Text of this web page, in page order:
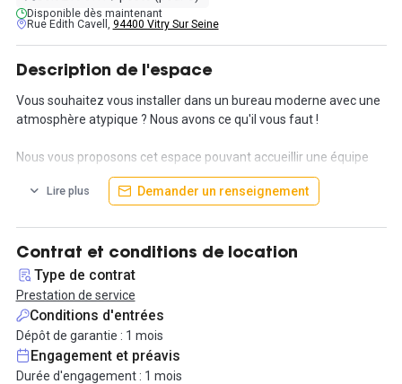
Disponible dès maintenant
Rue Edith Cavell,
94400 Vitry Sur Seine
Description de l'espace
Vous souhaitez vous installer dans un bureau moderne avec une
atmosphère atypique ? Nous avons ce qu'il vous faut !
Nous vous proposons cet espace pouvant accueillir une équipe
jusqu'à 8 personnes pour seulement 1 750€HT/mois.
Vous aurez en plus de votre espace privatif, accès à la cuisine, au
salle de réunion.
Un espace extérieur avec des bancs est aussi aménagé pour vos
moments de pause au soleil.
Vitry-sur-Seine est un quartier en pleine expansion, très bien
desservi pour aller dans le centre de la capitale, plusieurs
théâtres, cinémas et commerces sont aussi présents pour
dynamiser le quartier.
Lire plus Demander un renseignement
Contrat et conditions de location
Type de contrat
Prestation de service
Conditions d'entrées
Dépôt de garantie : 1 mois
Engagement et préavis
Durée d'engagement : 1 mois